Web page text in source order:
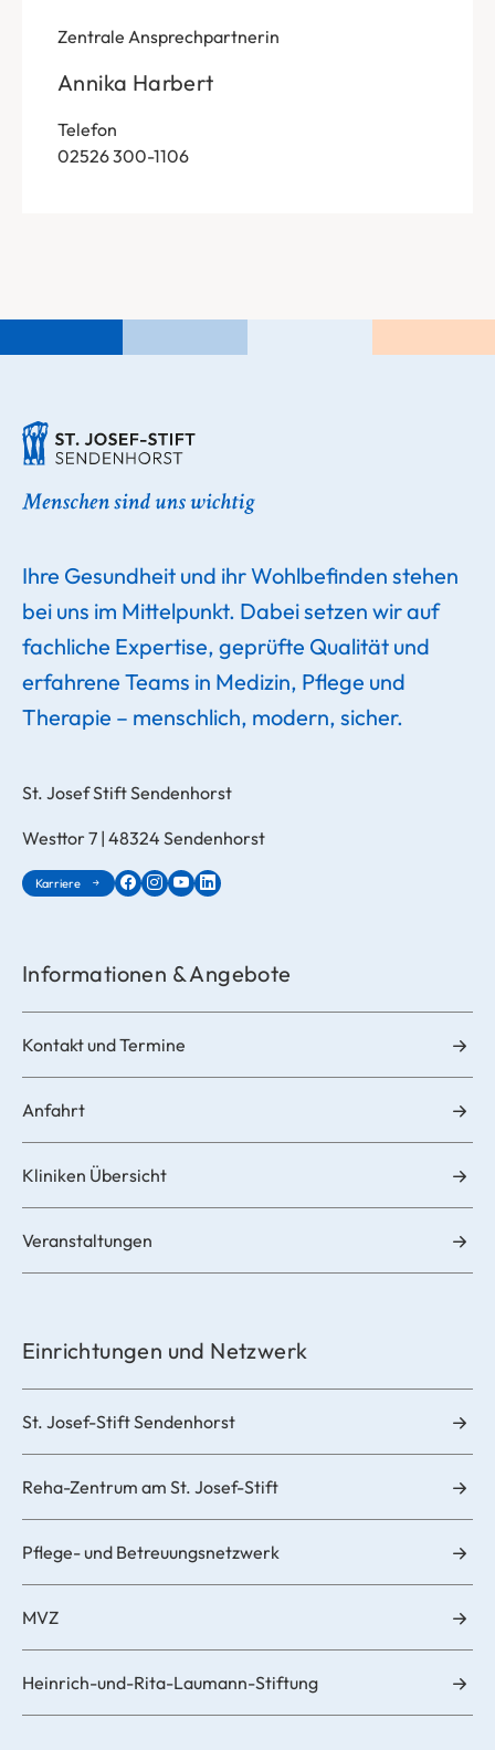
Zentrale Ansprechpartnerin
Annika Harbert
Telefon
02526 300-1106
Ihre Gesundheit und ihr Wohlbefinden stehen
bei uns im Mittelpunkt. Dabei setzen wir auf
fachliche Expertise, geprüfte Qualität und
erfahrene Teams in Medizin, Pflege und
Therapie – menschlich, modern, sicher.
St. Josef Stift Sendenhorst
Westtor 7 | 48324 Sendenhorst
Karriere
Informationen & Angebote
Kontakt und Termine
Anfahrt
Kliniken Übersicht
Veranstaltungen
Einrichtungen und Netzwerk
St. Josef-Stift Sendenhorst
Reha-Zentrum am St. Josef-Stift
Pflege- und Betreuungsnetzwerk
MVZ
Heinrich-und-Rita-Laumann-Stiftung